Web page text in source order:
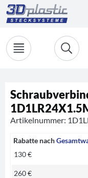
Artikelnummer:
Rabatte nach
130 €
260 €